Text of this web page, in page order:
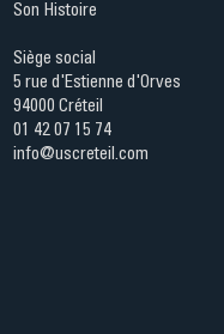
Son Histoire
Siège social
5 rue d'Estienne d'Orves
94000 Créteil
01 42 07 15 74
info@uscreteil.com